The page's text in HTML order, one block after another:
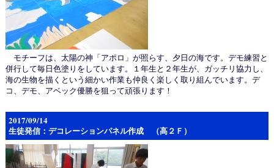
モチーフは、太陽の神「アポロ」が照らす、夕日の海です。デモ練習と
併行して毎日色塗りをしています。１年生と２年生が、ガッチリ協力し、
海の生物を描くという細かい作業も仲良く楽しく取り組んでいます。デ
コ、デモ、アベック優勝を狙って頑張ります！
2017/09/14
生徒発信：デコレーションパネル作成 （高２Ｆ）